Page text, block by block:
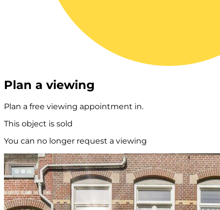
Plan a viewing
Plan a free viewing appointment in.
This object is sold
You can no longer request a viewing